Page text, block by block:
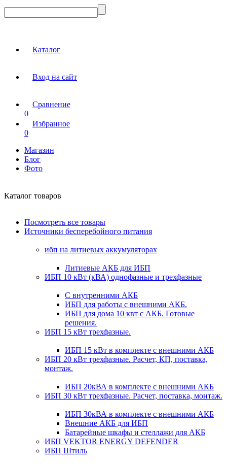
Каталог
Вход на сайт
Сравнение
0
Избранное
0
Магазин
Блог
Фото
Каталог товаров
Посмотреть все товары
Источники бесперебойного питания
ибп на литиевых аккумуляторах
Литиевые АКБ для ИБП
ИБП 10 кВт (кВА) однофазные и трехфазные
С внутренними АКБ
ИБП для работы с внешними АКБ.
ИБП для дома 10 квт с АКБ. Готовые
решения.
ИБП 15 кВт трехфазные.
ИБП 15 кВт в комплекте с внешними АКБ
ИБП 20 кВт трехфазные. Расчет, КП, поставка,
монтаж.
ИБП 20кВА в комплекте с внешними АКБ
ИБП 30 кВт трехфазные. Расчет, поставка, монтаж.
ИБП 30кВА в комплекте с внешними АКБ
Внешние АКБ для ИБП
Батарейные шкафы и стеллажи для АКБ
ИБП VEKTOR ENERGY DEFENDER
ИБП Штиль